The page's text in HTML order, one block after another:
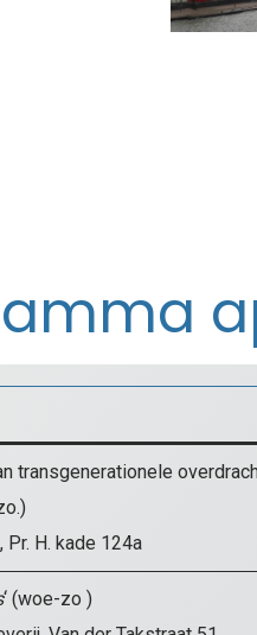
transgenerationele
Pr. H. kade 124a
‘ (woe-zo )